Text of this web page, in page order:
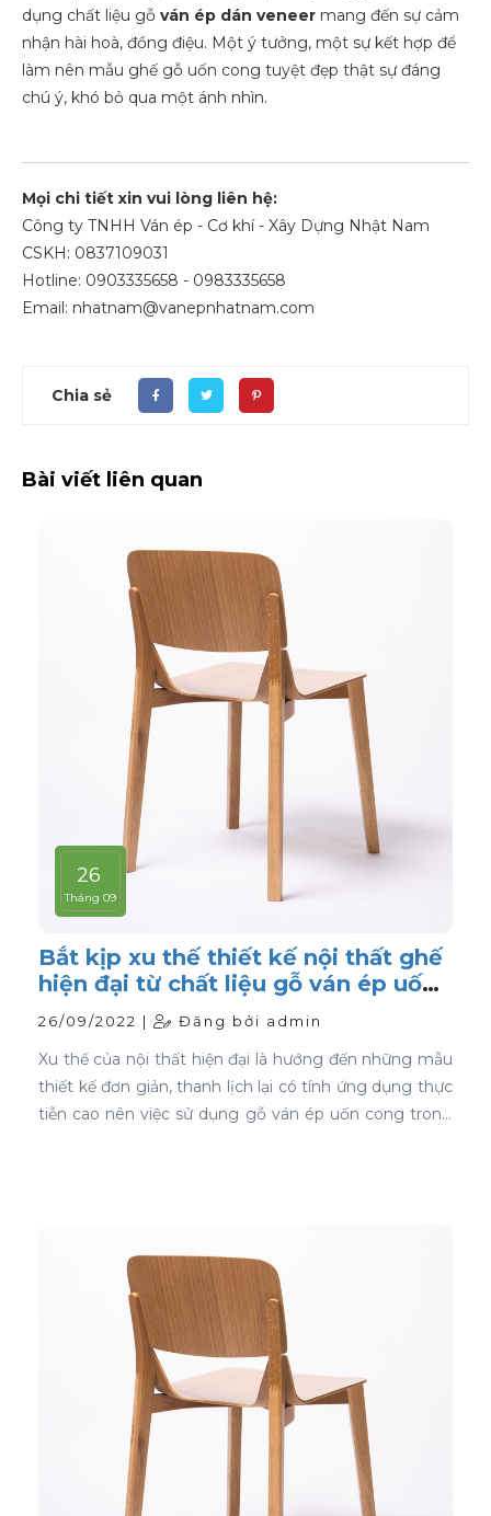
dụng chất liệu gỗ ván ép dán veneer mang đến sự cảm
nhận hài hoà, đồng điệu. Một ý tưởng, một sự kết hợp để
làm nên mẫu ghế gỗ uốn cong tuyệt đẹp thật sự đáng
chú ý, khó bỏ qua một ánh nhìn.
Mọi chi tiết xin vui lòng liên hệ:
Công ty TNHH Ván ép - Cơ khí - Xây Dựng Nhật Nam
CSKH: 0837109031
Hotline: 0903335658 - 0983335658
Email: nhatnam@vanepnhatnam.com
Chia sẻ
Bài viết liên quan
26
Tháng 09
Bắt kịp xu thế thiết kế nội thất ghế
hiện đại từ chất liệu gỗ ván ép uốn
cong
26/09/2022 | Đăng bởi admin
Xu thế của nội thất hiện đại là hướng đến những mẫu
thiết kế đơn giản, thanh lịch lại có tính ứng dụng thực
tiễn cao nên việc sử dụng gỗ ván ép uốn cong trong